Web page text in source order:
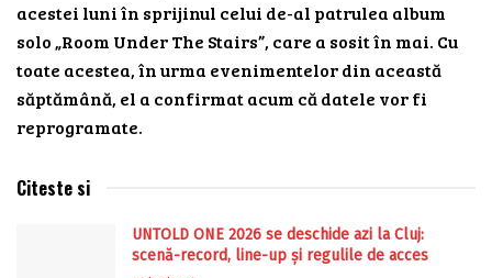
acestei luni în sprijinul celui de-al patrulea album
solo „Room Under The Stairs”, care a sosit în mai. Cu
toate acestea, în urma evenimentelor din această
săptămână, el a confirmat acum că datele vor fi
reprogramate.
Citeste si
UNTOLD ONE 2026 se deschide azi la Cluj:
scenă-record, line-up și regulile de acces